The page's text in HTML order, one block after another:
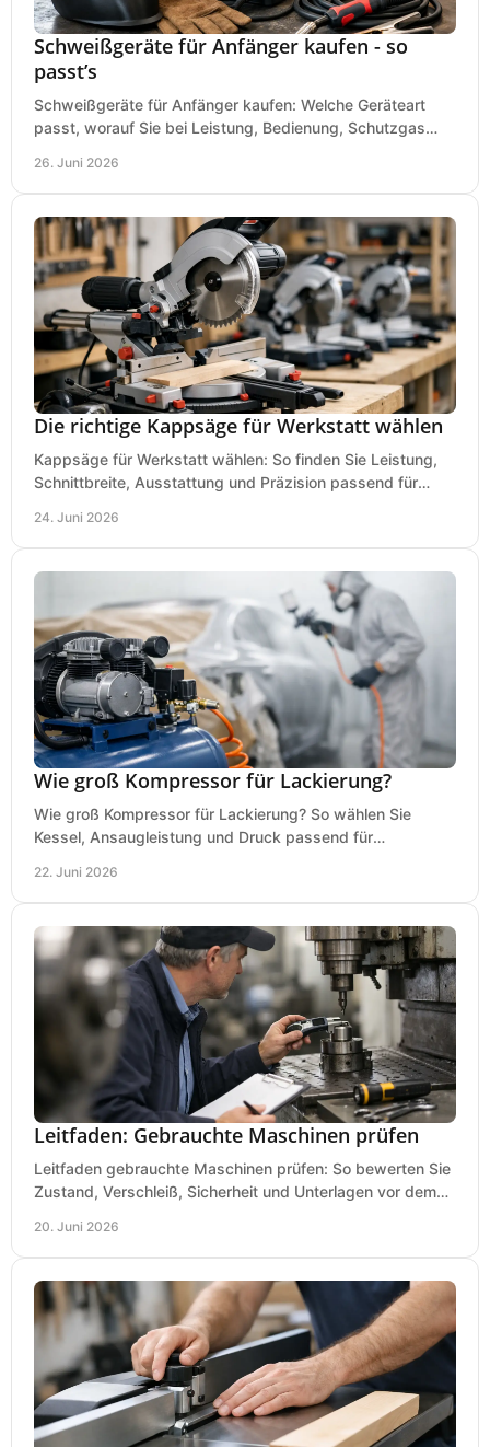
Schweißgeräte für Anfänger kaufen - so
passt’s
Schweißgeräte für Anfänger kaufen: Welche Geräteart
passt, worauf Sie bei Leistung, Bedienung, Schutzgas
26. Juni 2026
Die richtige Kappsäge für Werkstatt wählen
Kappsäge für Werkstatt wählen: So finden Sie Leistung,
Schnittbreite, Ausstattung und Präzision passend für
24. Juni 2026
Wie groß Kompressor für Lackierung?
Wie groß Kompressor für Lackierung? So wählen Sie
Kessel, Ansaugleistung und Druck passend für
22. Juni 2026
Leitfaden: Gebrauchte Maschinen prüfen
Leitfaden gebrauchte Maschinen prüfen: So bewerten Sie
Zustand, Verschleiß, Sicherheit und Unterlagen vor dem
20. Juni 2026